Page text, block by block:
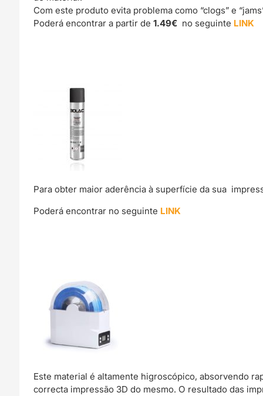
Com este produto evita problema como “clogs” e
Poderá encontrar a partir de1.49€ no seguinte LINK
Para obter maior aderência à superfície da sua
Poderá encontrar no seguinte LINK
Este material é altamente higroscópico, absorvendo
correcta impressão 3D do mesmo. O resultado das